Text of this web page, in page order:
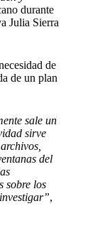
durante
Julia Sierra
de
de un plan
sale un
sirve
del
sobre los
,